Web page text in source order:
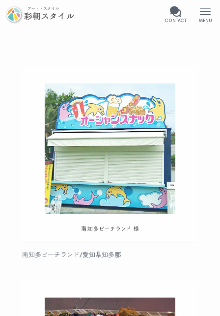
CONTACT MENU
南知多ビーチランド/愛知県知多郡